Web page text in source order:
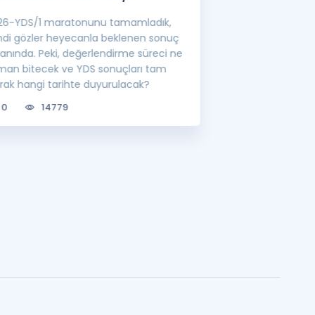
YDS/1 maratonunu tamamladık,
gözler heyecanla beklenen sonuç
Peki, değerlendirme süreci ne
bitecek ve YDS sonuçları tam
hangi tarihte duyurulacak?
0 14779